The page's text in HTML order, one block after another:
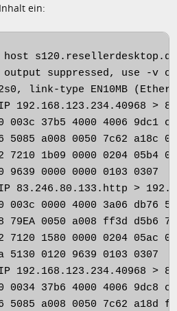
ein:
host
output suppressed, use -
link-type EN10MB
192.168.123.234.40968
37b5 4000 4006 9dc1
a008 0050 7c62 a18c
7210 1b09 0000 0204
0000 0000 0103 0307
83.246.80.133.http >
0000 4000 3a06 db76
0050 a008 ff3d
7120 1580 0000 0204
0120 9639 0103 0307
IP 192.168.123.234.40968
37b6 4000 4006 9dc8
a008 0050 7c62 a18d